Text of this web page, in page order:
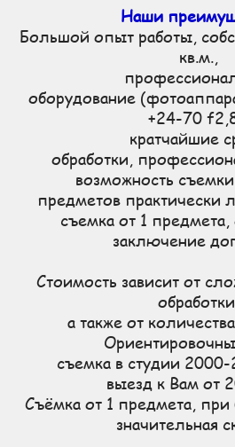
Наши
Большой опыт работы,
кв.м.,
оборудование
+24-70
кратчайшие
обработки,
возможность
предметов практически
съемка от 1 предмета,
заключение
Стоимость зависит от
обработки,
а также от
съемка в студии 2000-
выезд к Вам от
Съёмка от 1 предмета,
значительная